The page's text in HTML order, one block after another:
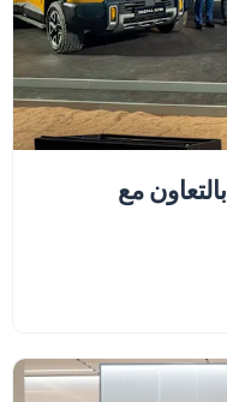
ديبال تطلق سيارة G318 بالتعاون مع